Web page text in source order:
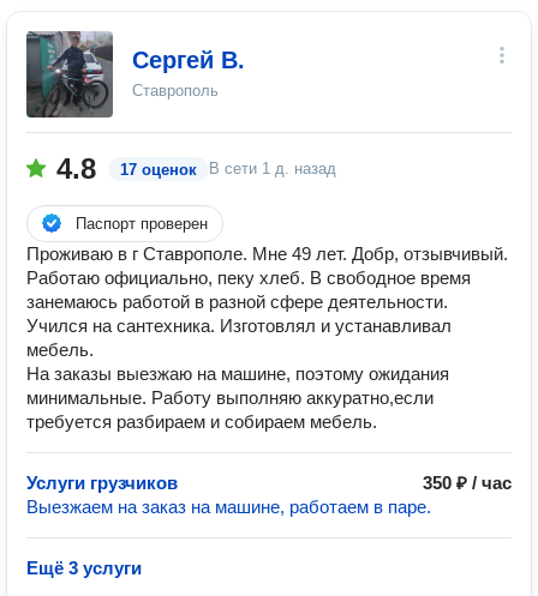
Сергей В.
Ставрополь
4.8 17 оценок В сети 1 д. назад
Паспорт проверен
Проживаю в г Ставрополе. Мне 49 лет. Добр, отзывчивый.
Работаю официально, пеку хлеб. В свободное время
занемаюсь работой в разной сфере деятельности.
Учился на сантехника. Изготовлял и устанавливал
мебель.
На заказы выезжаю на машине, поэтому ожидания
минимальные. Работу выполняю аккуратно,если
требуется разбираем и собираем мебель.
Услуги грузчиков
350 ₽ / час
Выезжаем на заказ на машине, работаем в паре.
Ещё 3 услуги